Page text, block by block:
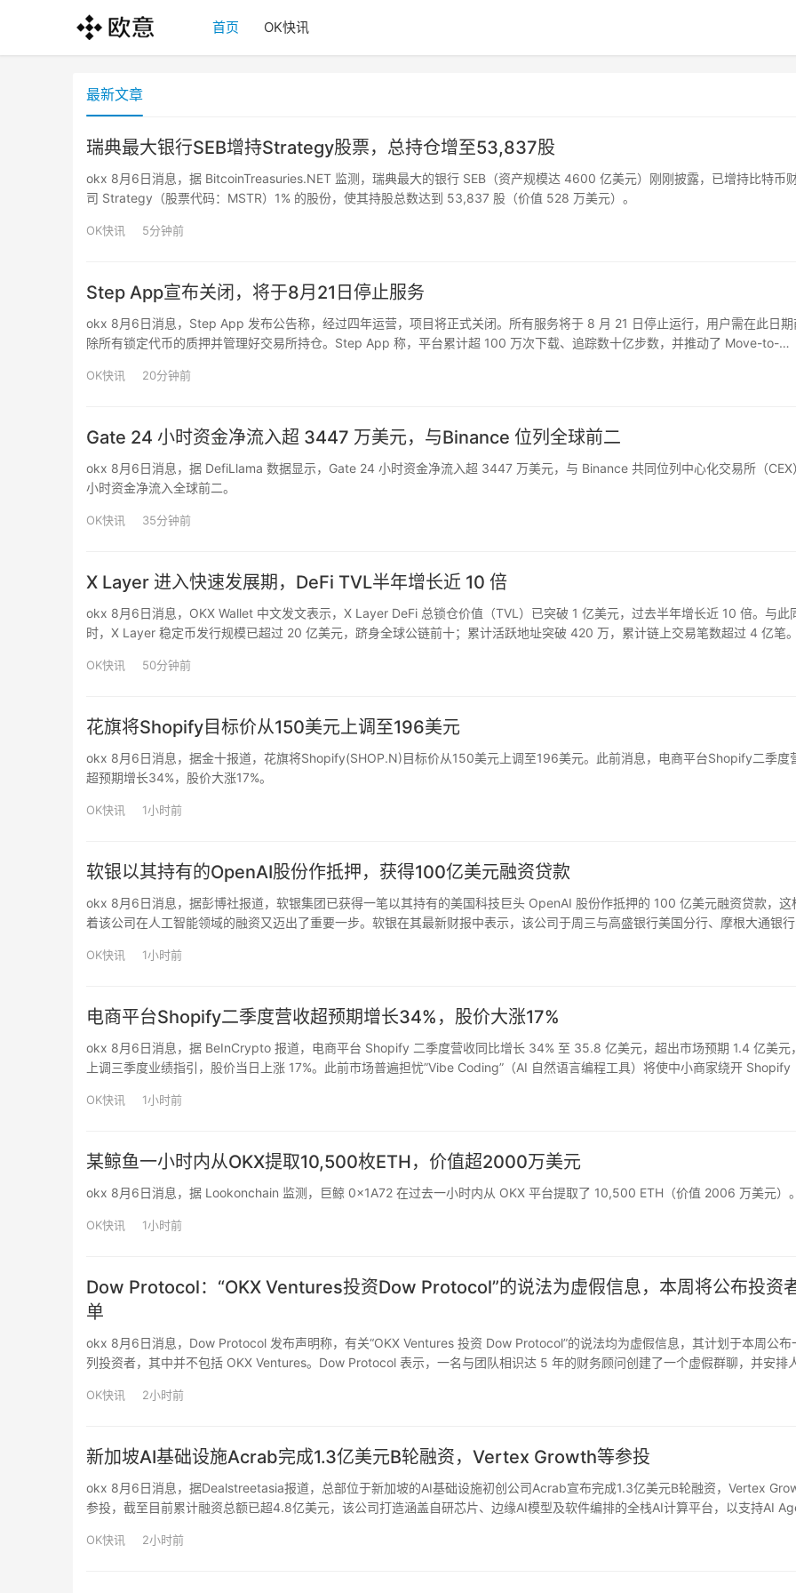
首页 OK快讯
最新文章
瑞典最大银行SEB增持Strategy股票，总持仓增至53,837股
okx 8月6日消息，据 BitcoinTreasuries.NET 监测，瑞典最大的银行 SEB（资产规模达 4600 亿美元）刚刚披露，已增持比特币
司 Strategy（股票代码：MSTR）1% 的股份，使其持股总数达到 53,837 股（价值 528 万美元）。
OK快讯 5分钟前
Step App宣布关闭，将于8月21日停止服务
okx 8月6日消息，Step App 发布公告称，经过四年运营，项目将正式关闭。所有服务将于 8 月 21 日停止运行，用户需在此日期
除所有锁定代币的质押并管理好交易所持仓。Step App 称，平台累计超 100 万次下载、追踪数十亿步数，并推动了 Move-to-
OK快讯 20分钟前
Gate 24 小时资金净流入超 3447 万美元，与Binance 位列全球前二
okx 8月6日消息，据 DefiLlama 数据显示，Gate 24 小时资金净流入超 3447 万美元，与 Binance 共同位列中心化交易所（
小时资金净流入全球前二。
OK快讯 35分钟前
X Layer 进入快速发展期，DeFi TVL半年增长近 10 倍
okx 8月6日消息，OKX Wallet 中文发文表示，X Layer DeFi 总锁仓价值（TVL）已突破 1 亿美元，过去半年增长近 10 倍。与此
时，X Layer 稳定币发行规模已超过 20 亿美元，跻身全球公链前十；累计活跃地址突破 420 万，累计链上交易笔数超过 4 亿笔。
OK快讯 50分钟前
花旗将Shopify目标价从150美元上调至196美元
okx 8月6日消息，据金十报道，花旗将Shopify(SHOP.N)目标价从150美元上调至196美元。此前消息，电商平台Shopify二季度
超预期增长34%，股价大涨17%。
OK快讯 1小时前
软银以其持有的OpenAI股份作抵押，获得100亿美元融资贷款
okx 8月6日消息，据彭博社报道，软银集团已获得一笔以其持有的美国科技巨头 OpenAI 股份作抵押的 100 亿美元融资贷款，这
着该公司在人工智能领域的融资又迈出了重要一步。软银在其最新财报中表示，该公司于周三与高盛银行美国分行、摩根大通银行
OK快讯 1小时前
电商平台Shopify二季度营收超预期增长34%，股价大涨17%
okx 8月6日消息，据 BeInCrypto 报道，电商平台 Shopify 二季度营收同比增长 34% 至 35.8 亿美元，超出市场预期 1.4 亿美元
上调三季度业绩指引，股价当日上涨 17%。此前市场普遍担忧”Vibe Coding”（AI 自然语言编程工具）将使中小商家绕开 Shopify
OK快讯 1小时前
某鲸鱼一小时内从OKX提取10,500枚ETH，价值超2000万美元
okx 8月6日消息，据 Lookonchain 监测，巨鲸 0x1A72 在过去一小时内从 OKX 平台提取了 10,500 ETH（价值 2006 万美元）。
OK快讯 1小时前
Dow Protocol：“OKX Ventures投资Dow Protocol”的说法为虚假信息，本周将公布投资
单
okx 8月6日消息，Dow Protocol 发布声明称，有关“OKX Ventures 投资 Dow Protocol”的说法均为虚假信息，其计划于本周公布
列投资者，其中并不包括 OKX Ventures。Dow Protocol 表示，一名与团队相识达 5 年的财务顾问创建了一个虚假群聊，并安排
OK快讯 2小时前
新加坡AI基础设施Acrab完成1.3亿美元B轮融资，Vertex Growth等参投
okx 8月6日消息，据Dealstreetasia报道，总部位于新加坡的AI基础设施初创公司Acrab宣布完成1.3亿美元B轮融资，Vertex
参投，截至目前累计融资总额已超4.8亿美元，该公司打造涵盖自研芯片、边缘AI模型及软件编排的全栈AI计算平台，以支持AI
OK快讯 2小时前